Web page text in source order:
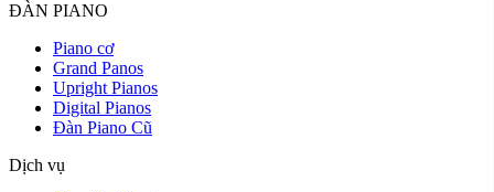
ĐÀN PIANO
Piano cơ
Grand Panos
Upright Pianos
Digital Pianos
Đàn Piano Cũ
Dịch vụ